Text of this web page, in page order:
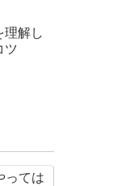
理解し
ツ
っては